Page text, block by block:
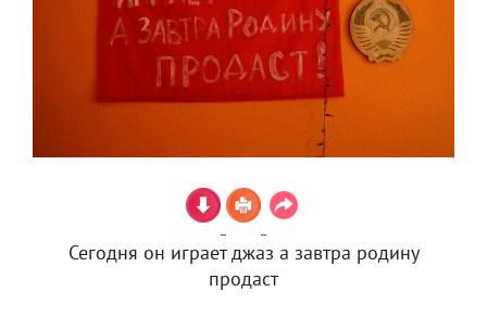
Сегодня он играет джаз а завтра родину
продаст